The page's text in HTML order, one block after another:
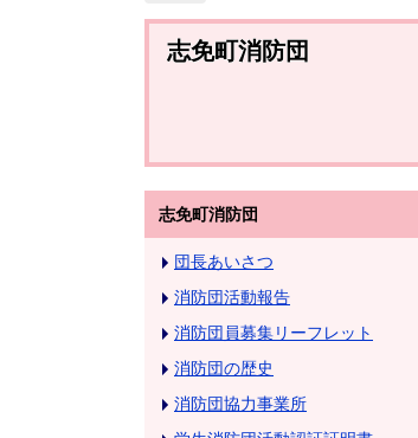
志免町消防団
志免町消防団
団長あいさつ
消防団活動報告
消防団員募集リーフレット
消防団の歴史
消防団協力事業所